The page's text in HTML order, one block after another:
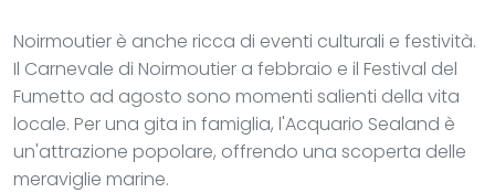
Noirmoutier è anche ricca di eventi culturali e festività.
Il Carnevale di Noirmoutier a febbraio e il Festival del
Fumetto ad agosto sono momenti salienti della vita
locale. Per una gita in famiglia, l'Acquario Sealand è
un'attrazione popolare, offrendo una scoperta delle
meraviglie marine.